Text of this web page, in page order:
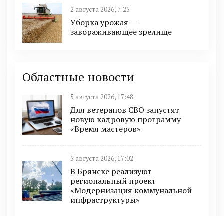
2 августа 2026, 7:25
Уборка урожая —
завораживающее зрелище
Областные новости
5 августа 2026, 17:48
Для ветеранов СВО запустят
новую кадровую программу
«Время мастеров»
5 августа 2026, 17:02
В Брянске реализуют
региональный проект
«Модернизация коммунальной
инфраструктуры»